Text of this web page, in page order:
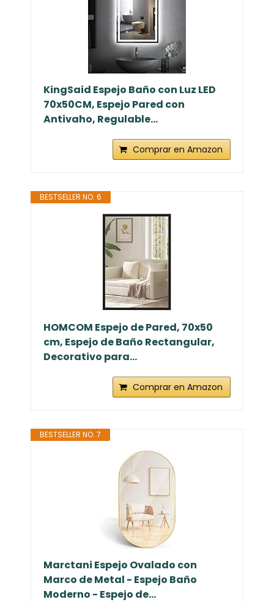
KingSaid Espejo Baño con Luz LED
70x50CM, Espejo Pared con
Antivaho, Regulable...
Comprar en Amazon
BESTSELLER NO. 6
HOMCOM Espejo de Pared, 70x50
cm, Espejo de Baño Rectangular,
Decorativo para...
Comprar en Amazon
BESTSELLER NO. 7
Marctani Espejo Ovalado con
Marco de Metal - Espejo Baño
Moderno - Espejo de...